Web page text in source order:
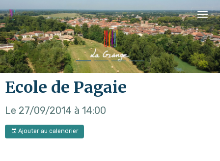
Ecole de Pagaie
Le 27/09/2014 à 14:00
Ajouter au calendrier